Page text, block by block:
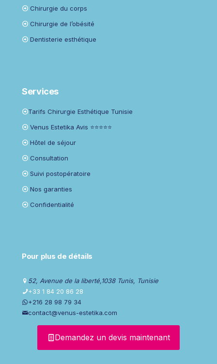
Chirurgie du corps
Chirurgie de l’obésité
Dentisterie esthétique
Services
Tarifs Chirurgie Esthétique Tunisie
Venus Estetika Avis ⭐⭐⭐⭐⭐
Hôtel de séjour
Consultation
Suivi postopératoire
Nos garanties
Confidentialité
Pour plus de détails
52, Avenue de la liberté,1038 Tunis, Tunisie
+33 1 84 20 86 28
+216 28 98 79 34
contact@venus-estetika.com
Demandez un devis maintenant